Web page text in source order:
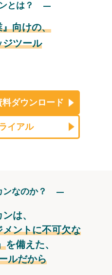
とは？
向けの、
ジツール
料ダウンロード
イアル
なのか？
は、
ントに不可欠な
を備えた、
ルだから